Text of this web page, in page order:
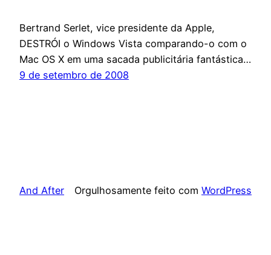
Bertrand Serlet, vice presidente da Apple,
DESTRÓI o Windows Vista comparando-o com o
Mac OS X em uma sacada publicitária fantástica…
9 de setembro de 2008
And After Orgulhosamente feito com WordPress